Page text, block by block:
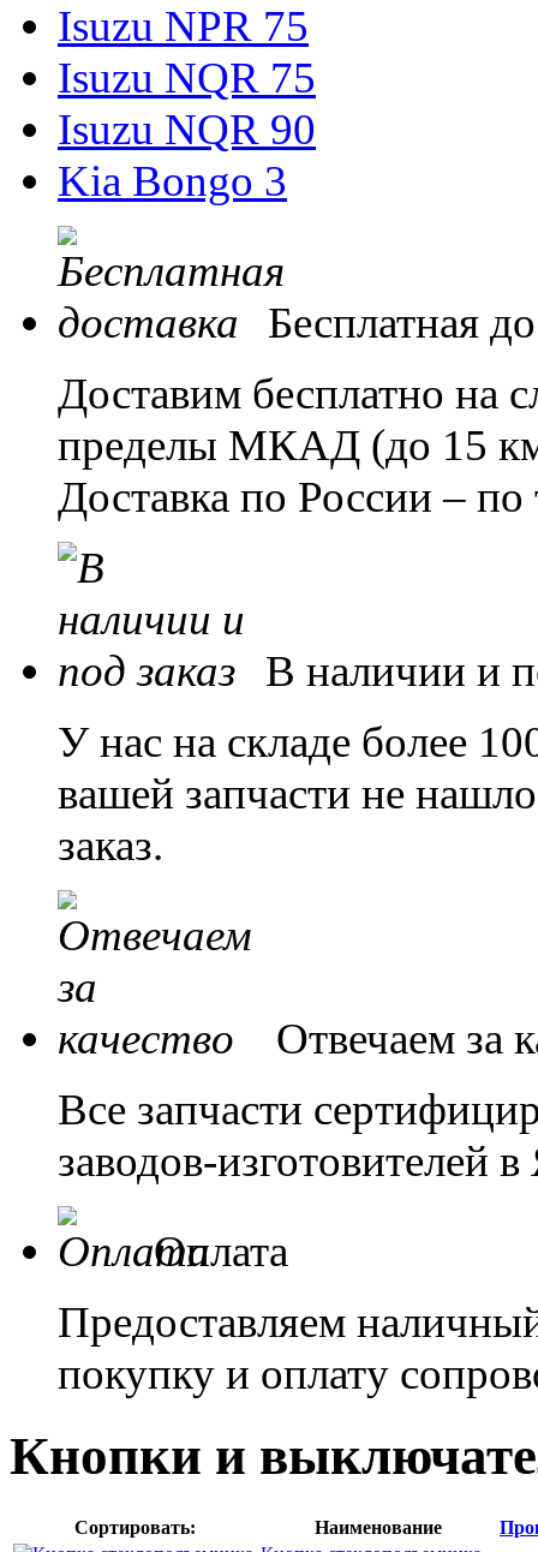
Isuzu NPR 75
Isuzu NQR 75
Isuzu NQR 90
Kia Bongo 3
Бесплатная
Доставим бесплатно на
пределы МКАД (до 15
Доставка по России –
В наличии и
У нас на складе более
вашей запчасти не
заказ.
Отвечаем за
Все запчасти
заводов-изготовителей
Оплата
Предоставляем
покупку и оплату
Кнопки и
Сортировать: Наименование